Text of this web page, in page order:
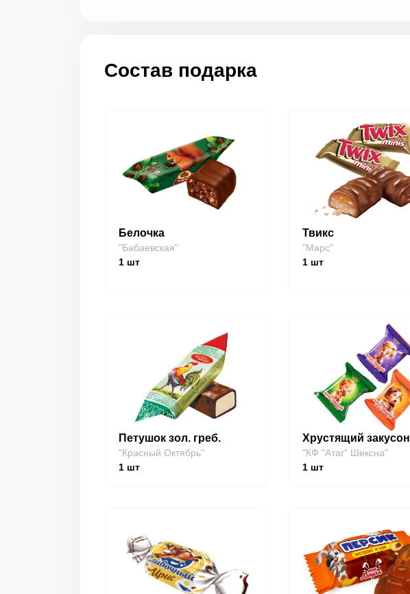
Состав подарка
Белочка
"Бабаевская"
1 шт
Твикс
"Марс"
1шт
Петушок зол. греб.
"Красный Октябрь"
1 шт
Хрустящий закусон
"КФ "Атаг" Шексна"
1шт